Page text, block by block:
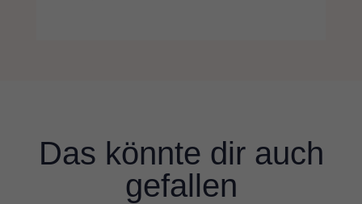
Das könnte dir auch
gefallen